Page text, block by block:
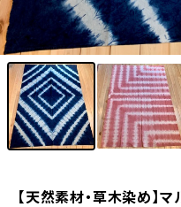
【天然素材・草木染め】